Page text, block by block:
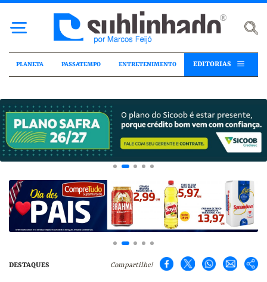
PLANETA PASSATEMPO ENTRETENIMENTO EDITORIAS
DESTAQUES Compartilhe!